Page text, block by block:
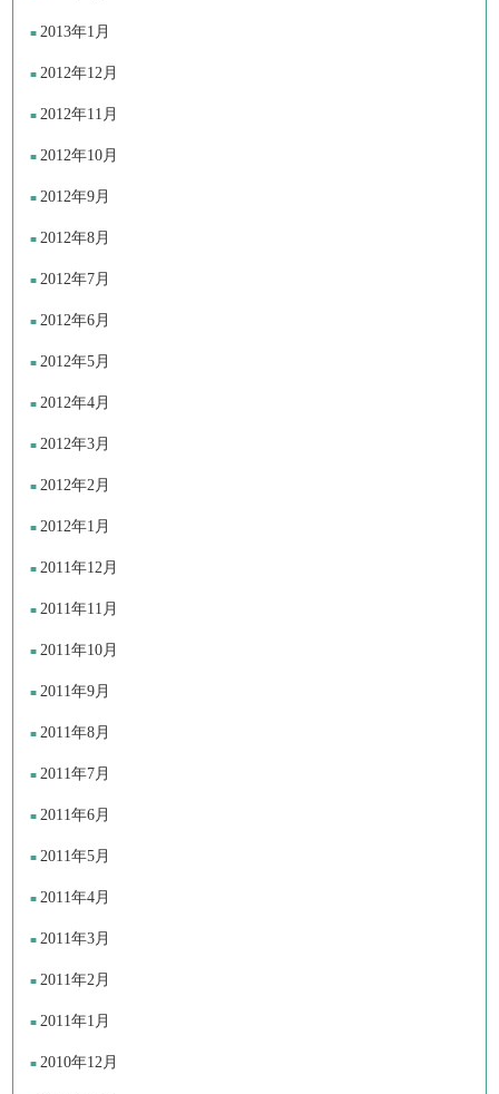
2013年1月
2012年12月
2012年11月
2012年10月
2012年9月
2012年8月
2012年7月
2012年6月
2012年5月
2012年4月
2012年3月
2012年2月
2012年1月
2011年12月
2011年11月
2011年10月
2011年9月
2011年8月
2011年7月
2011年6月
2011年5月
2011年4月
2011年3月
2011年2月
2011年1月
2010年12月